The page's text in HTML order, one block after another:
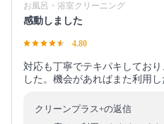
お風呂・浴室クリーニング
感動しました
4.80
対応も丁寧でテキパキしてお
した。機会があればまた利用し
クリーンプラス+の返信